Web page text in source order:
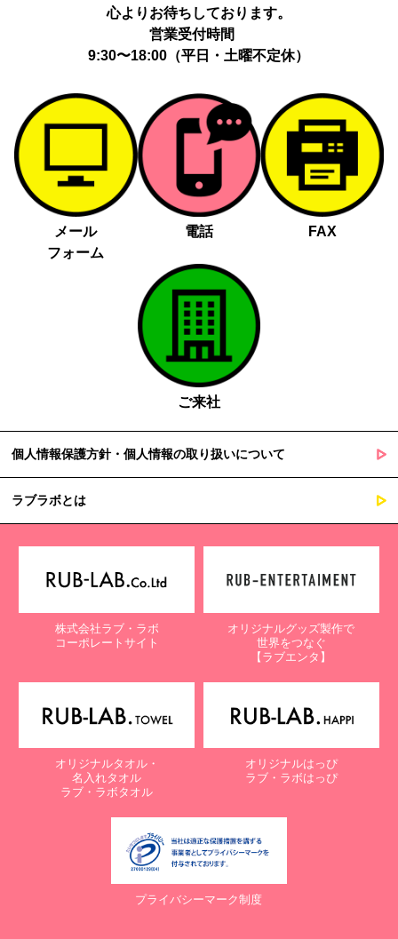
心よりお待ちしております。
営業受付時間
9:30〜18:00（平日・土曜不定休）
メール
フォーム
電話 FAX
ご来社
個人情報保護方針・個人情報の取り扱いについて
ラブラボとは
株式会社ラブ・ラボ
コーポレートサイト
オリジナルグッズ製作で
世界をつなぐ
【ラブエンタ】
オリジナルタオル・
名入れタオル
ラブ・ラボタオル
オリジナルはっぴ
ラブ・ラボはっぴ
プライバシーマーク制度